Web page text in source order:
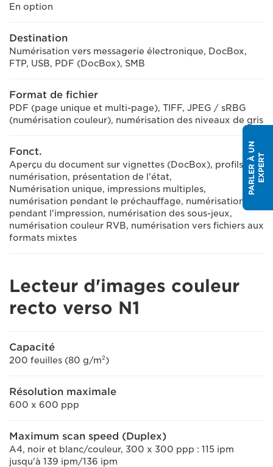
En option
Destination
Numérisation vers messagerie électronique, DocBox,
FTP, USB, PDF (DocBox), SMB
Format de fichier
PDF (page unique et multi-page), TIFF, JPEG / sRBG
(numérisation couleur), numérisation des niveaux de gris
Fonct.
Aperçu du document sur vignettes (DocBox), profils de
numérisation, présentation de l'état,
Numérisation unique, impressions multiples,
numérisation pendant le préchauffage, numérisation
pendant l'impression, numérisation des sous-jeux,
numérisation couleur RVB, numérisation vers fichiers aux
formats mixtes
Lecteur d'images couleur
recto verso N1
Capacité
200 feuilles (80 g/m²)
Résolution maximale
600 x 600 ppp
Maximum scan speed (Duplex)
A4, noir et blanc/couleur, 300 x 300 ppp : 115 ipm
jusqu'à 139 ipm/136 ipm
P
A
R
L
E
R
À
U
N
E
X
P
E
RT